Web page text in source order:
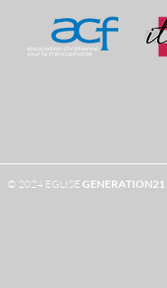
© 2024 EGLISE GENERATION21